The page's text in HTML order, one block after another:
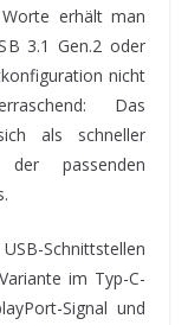
erhält man
3.1 Gen.2 oder
nicht
Das
als schneller
passenden
Schnittstellen
im Typ-C-
Signal und